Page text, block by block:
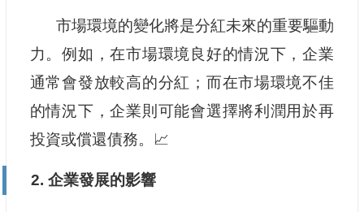
市場環境的變化將是分紅未來的重要驅動
力。例如，在市場環境良好的情況下，企業
通常會發放較高的分紅；而在市場環境不佳
的情況下，企業則可能會選擇將利潤用於再
投資或償還債務。📈
2. 企業發展的影響